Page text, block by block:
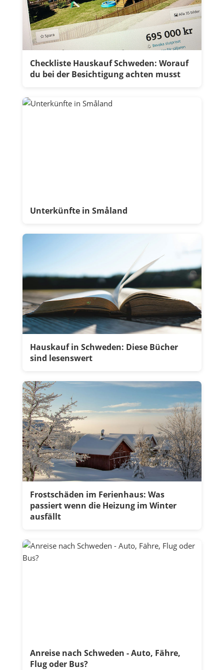
Checkliste Hauskauf Schweden: Worauf
du bei der Besichtigung achten musst
Unterkünfte in Småland
Hauskauf in Schweden: Diese Bücher
sind lesenswert
Frostschäden im Ferienhaus: Was
passiert wenn die Heizung im Winter
ausfällt
Anreise nach Schweden - Auto, Fähre,
Flug oder Bus?